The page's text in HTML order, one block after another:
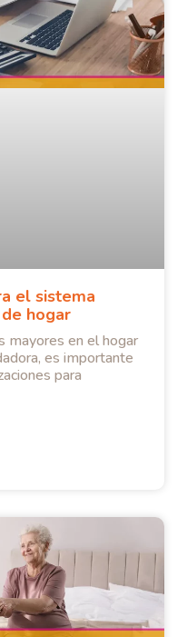
el sistema
hogar
mayores en el hogar
es importante
para